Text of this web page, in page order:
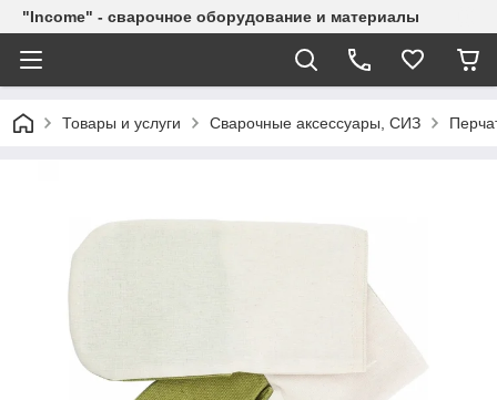
"Income" - сварочное оборудование и материалы
Товары и услуги Сварочные аксессуары, СИЗ